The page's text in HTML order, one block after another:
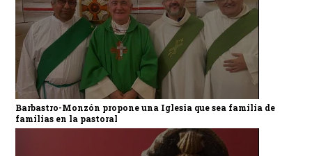
Barbastro-Monzón propone una Iglesia que sea familia de
familias en la pastoral